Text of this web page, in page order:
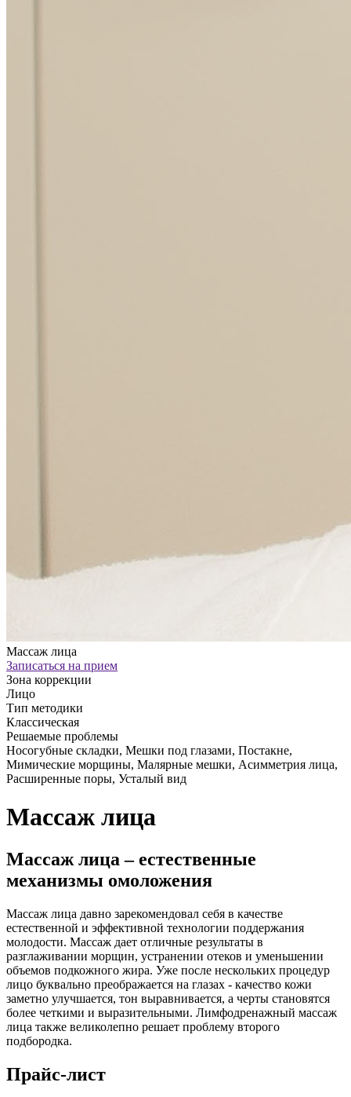
Массаж лица
Записаться на прием
Зона коррекции
Лицо
Тип методики
Классическая
Решаемые проблемы
Носогубные складки, Мешки под глазами, Постакне,
Мимические морщины, Малярные мешки, Асимметрия лица,
Расширенные поры, Усталый вид
Массаж лица
Массаж лица – естественные
механизмы омоложения
Массаж лица давно зарекомендовал себя в качестве
естественной и эффективной технологии поддержания
молодости. Массаж дает отличные результаты в
разглаживании морщин, устранении отеков и уменьшении
объемов подкожного жира. Уже после нескольких процедур
лицо буквально преображается на глазах - качество кожи
заметно улучшается, тон выравнивается, а черты становятся
более четкими и выразительными. Лимфодренажный массаж
лица также великолепно решает проблему второго
подбородка.
Прайс-лист